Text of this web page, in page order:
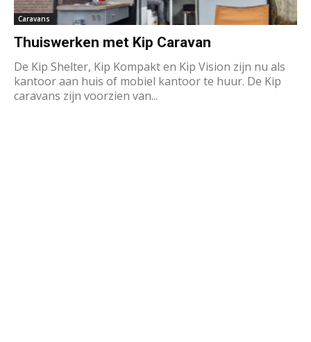
Caravans
Thuiswerken met Kip Caravan
De Kip Shelter, Kip Kompakt en Kip Vision zijn nu als
kantoor aan huis of mobiel kantoor te huur. De Kip
caravans zijn voorzien van...